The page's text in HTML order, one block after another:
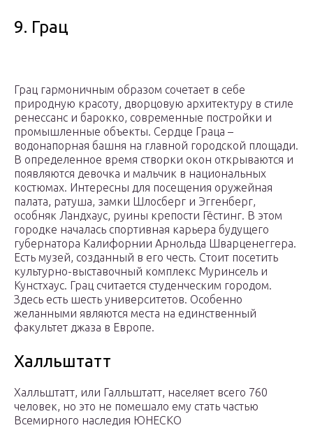
9. Грац
Грац гармоничным образом сочетает в себе
природную красоту, дворцовую архитектуру в стиле
ренессанс и барокко, современные постройки и
промышленные объекты. Сердце Граца –
водонапорная башня на главной городской площади.
В определенное время створки окон открываются и
появляются девочка и мальчик в национальных
костюмах. Интересны для посещения оружейная
палата, ратуша, замки Шлосберг и Эггенберг,
особняк Ландхаус, руины крепости Гёстинг. В этом
городке началась спортивная карьера будущего
губернатора Калифорнии Арнольда Шварценеггера.
Есть музей, созданный в его честь. Стоит посетить
культурно-выставочный комплекс Муринсель и
Кунстхаус. Грац считается студенческим городом.
Здесь есть шесть университетов. Особенно
желанными являются места на единственный
факультет джаза в Европе.
Халльштатт
Халльштатт, или Галльштатт, населяет всего 760
человек, но это не помешало ему стать частью
Всемирного наследия ЮНЕСКО